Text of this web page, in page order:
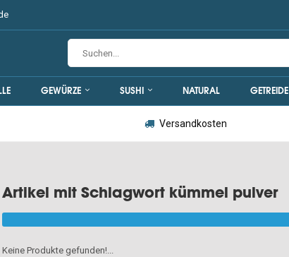
GEWÜRZE SUSHI NATURAL GETREIDE
Versandkosten
Artikel mit Schlagwort kümmel pulver
Keine Produkte gefunden!...